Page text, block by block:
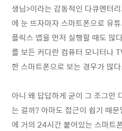
생님>이라는 감동적인 다큐멘터
에 눈 뜨자마자 스마트폰으로 유
플릭스 앱을 먼저 실행할 때도 많
를 보든 커다란 컴퓨터 모니터나
한 스마트폰으로 보는 경우가 많다.
아니 왜 답답하게 굳이 그 조그만
는 걸까? 아마도 접근이 쉽기 때
에 거의 24시간 붙어있는 스마트